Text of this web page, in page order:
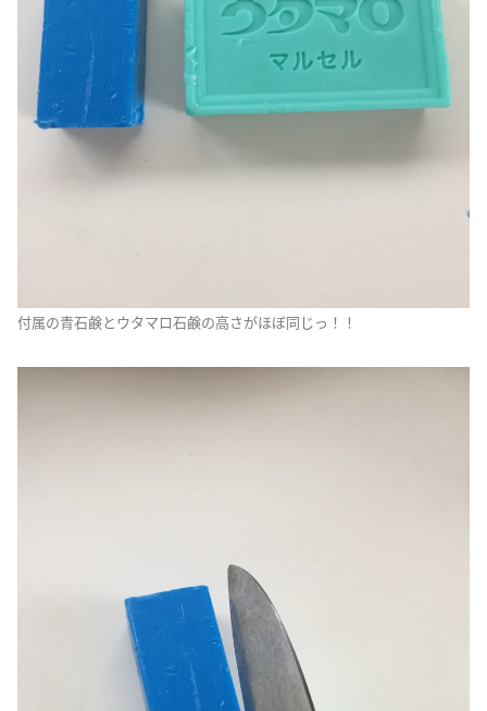
付属の青石鹸とウタマロ石鹸の高さがほぼ同じっ！！